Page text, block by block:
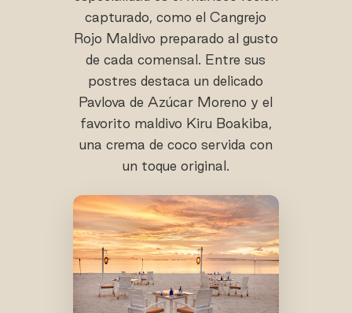
capturado, como el Cangrejo
Rojo Maldivo preparado al gusto
de cada comensal. Entre sus
postres destaca un delicado
Pavlova de Azúcar Moreno y el
favorito maldivo Kiru Boakiba,
una crema de coco servida con
un toque original.